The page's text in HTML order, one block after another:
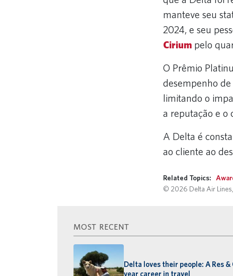
manteve seu
2024, e seu
Cirium pelo
O Prêmio
desempenho
limitando o
a reputação e o
A Delta é
ao cliente ao
Related Topics:
© 2026 Delta Air Lines,
MOST RECENT
Delta loves their people: A Res
year career in travel